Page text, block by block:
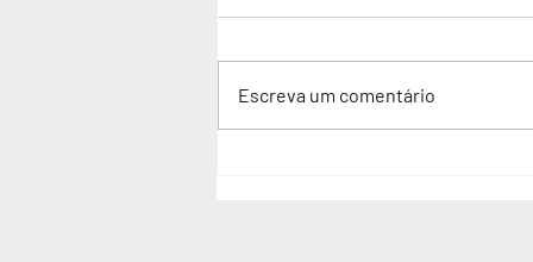
Escreva um comentário